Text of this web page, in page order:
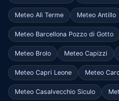
Meteo Alì Terme Meteo Antillo
Meteo Barcellona Pozzo di Gotto
Meteo Brolo Meteo Capizzi
Meteo Capri Leone Meteo
Meteo Casalvecchio Siculo